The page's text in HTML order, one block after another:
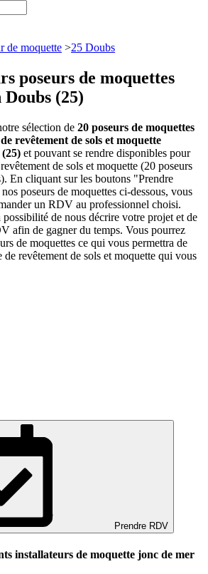
de moquette >25 Doubs
poseurs de moquettes
(25)
sélection de 20 poseurs de moquettes
revêtement de sols et moquette
et pouvant se rendre disponibles pour
de sols et moquette (20 poseurs
En cliquant sur les boutons "Prendre
poseurs de moquettes ci-dessous, vous
un RDV au professionnel choisi.
possibilité de nous décrire votre projet et de
afin de gagner du temps. Vous pourrez
de moquettes ce qui vous permettra de
de revêtement de sols et moquette qui vous
Prendre RDV
installateurs de moquette jonc de mer